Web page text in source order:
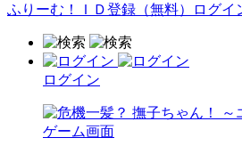
ふりーむ！ＩＤ登録（無料） ログイ
ログイン